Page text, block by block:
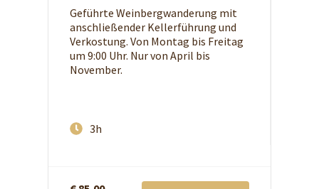
Geführte Weinbergwanderung mit
anschließender Kellerführung und
Verkostung. Von Montag bis Freitag
um 9:00 Uhr. Nur von April bis
November.
3h